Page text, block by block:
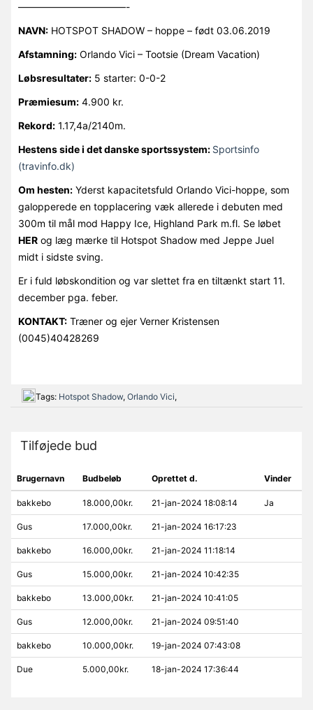
———————————-
NAVN:HOTSPOT SHADOW – hoppe – født 03.06.2019
Afstamning:Orlando Vici – Tootsie (Dream Vacation)
Løbsresultater:5 starter: 0-0-2
Præmiesum:4.900 kr.
Rekord:1.17,4a/2140m.
Hestens side i det danske sportssystem: Sportsinfo
(travinfo.dk)
Om hesten:Yderst kapacitetsfuld Orlando Vici-hoppe, som
galopperede en topplacering væk allerede i debuten med
300m til mål mod Happy Ice, Highland Park m.fl. Se løbet
HERog læg mærke til Hotspot Shadow med Jeppe Juel
midt i sidste sving.
Er i fuld løbskondition og var slettet fra en tiltænkt start 11.
december pga. feber.
KONTAKT:Træner og ejer Verner Kristensen
(0045)40428269
Tags: Hotspot Shadow, Orlando Vici,
Tilføjede bud
Brugernavn Budbeløb Oprettet d. Vinder
bakkebo 18.000,00kr. 21-jan-2024 18:08:14 Ja
Gus 17.000,00kr. 21-jan-2024 16:17:23
bakkebo 16.000,00kr. 21-jan-2024 11:18:14
Gus 15.000,00kr. 21-jan-2024 10:42:35
bakkebo 13.000,00kr. 21-jan-2024 10:41:05
Gus 12.000,00kr. 21-jan-2024 09:51:40
bakkebo 10.000,00kr. 19-jan-2024 07:43:08
Due 5.000,00kr. 18-jan-2024 17:36:44